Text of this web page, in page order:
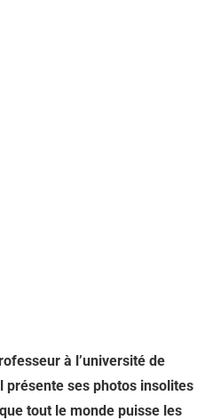
à l’université de
ses photos insolites
tout le monde puisse les